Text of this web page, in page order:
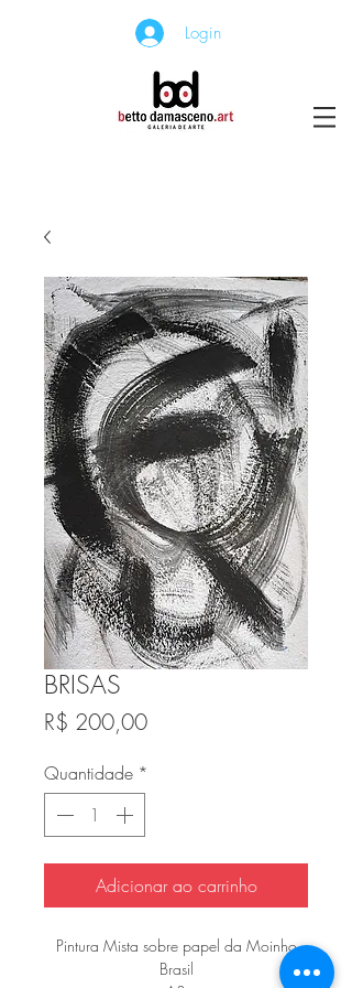
Login
BRISAS
R$ 200,00Preço
Quantidade *
Adicionar ao carrinho
Pintura Mista sobre papel da Moinho
Brasil